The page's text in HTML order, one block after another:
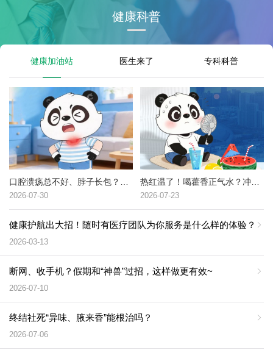
健康科普
健康加油站 医生来了 专科科普
2026-07-30 2026-07-23
健康护航出大招！随时有医疗团队为你服务是什么样的体验？
2026-03-13
断网、收手机？假期和“神兽”过招，这样做更有效~
2026-07-10
终结社死“异味、腋来香”能根治吗？
2026-07-06